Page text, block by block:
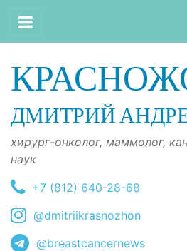
ДМИТРИЙ
хирург-онколог, маммолог,
наук
+7 (812) 640-28-68
@dmitriikrasnozhon
@breastcancernews